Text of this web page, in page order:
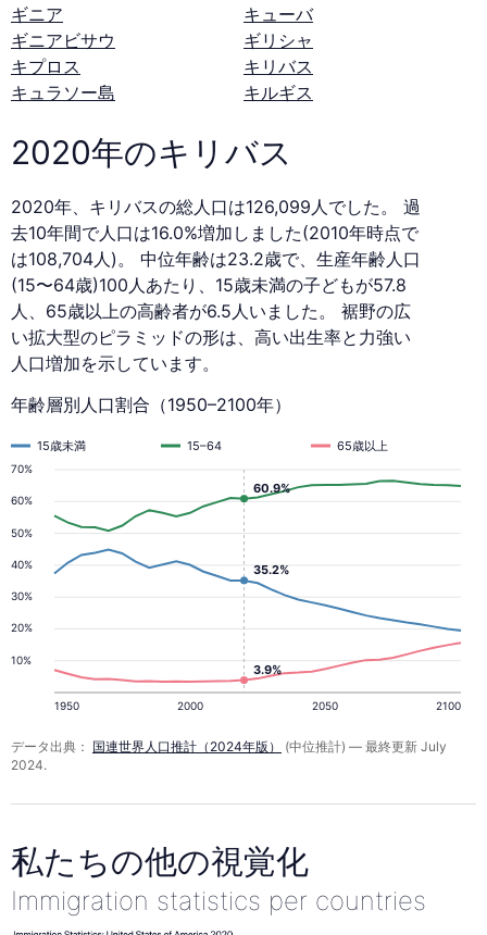
ギニア
ギニアビサウ
キプロス
キュラソー島
キューバ
ギリシャ
キリバス
キルギス
2020年のキリバス
2020年、キリバスの総人口は126,099人でした。 過
去10年間で人口は16.0%増加しました(2010年時点で
は108,704人)。 中位年齢は23.2歳で、生産年齢人口
(15〜64歳)100人あたり、15歳未満の子どもが57.8
人、65歳以上の高齢者が6.5人いました。 裾野の広
い拡大型のピラミッドの形は、高い出生率と力強い
人口増加を示しています。
年齢層別人口割合（1950–2100年）
10%
20%
30%
40%
50%
60%
70%
1950 2000 2050 2100
15歳未満 15–64 65歳以上
35.2%
3.9%
60.9%
データ出典： 国連世界人口推計（2024年版）
(中位推計) — 最終更新 July
2024.
私たちの他の視覚化
Immigration statistics per countries